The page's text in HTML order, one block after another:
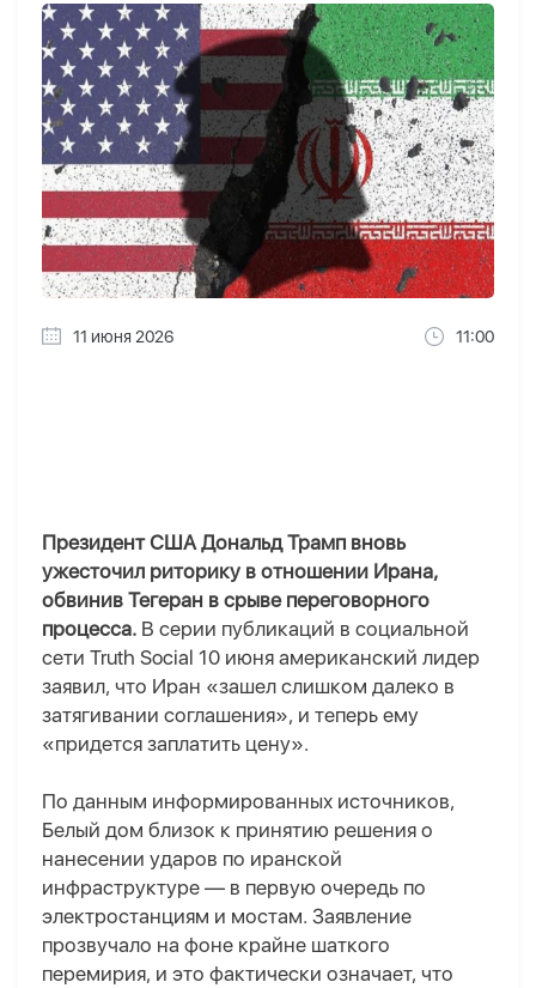
11 июня 2026 11:00
Президент США Дональд Трамп вновь
ужесточил риторику в отношении Ирана,
обвинив Тегеран в срыве переговорного
процесса. В серии публикаций в социальной
сети Truth Social 10 июня американский лидер
заявил, что Иран «зашел слишком далеко в
затягивании соглашения», и теперь ему
«придется заплатить цену».
По данным информированных источников,
Белый дом близок к принятию решения о
нанесении ударов по иранской
инфраструктуре — в первую очередь по
электростанциям и мостам. Заявление
прозвучало на фоне крайне шаткого
перемирия, и это фактически означает, что